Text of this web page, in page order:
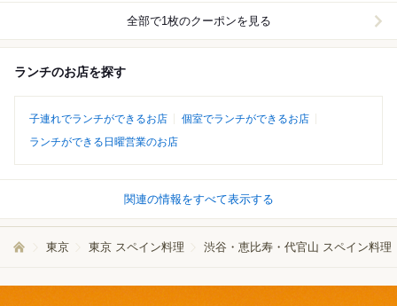
全部で1枚のクーポンを見る
ランチのお店を探す
子連れでランチができるお店
個室でランチができるお店
ランチができる日曜営業のお店
関連の情報をすべて表示する
東京 東京 スペイン料理 渋谷・恵比寿・代官山 スペイン料理